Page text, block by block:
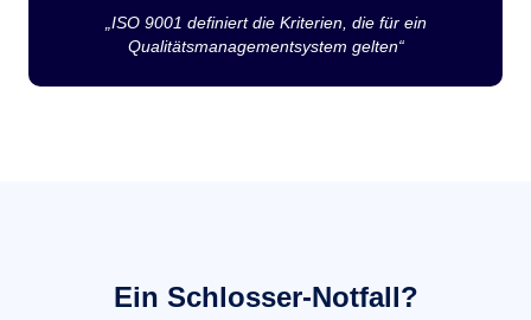
„ISO 9001 definiert die Kriterien, die für ein
Qualitätsmanagementsystem gelten“
Ein Schlosser-Notfall?